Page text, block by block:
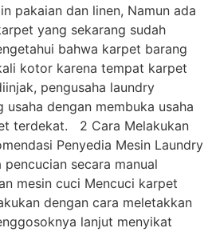
pakaian dan linen, Namun ada
yang sekarang sudah
bahwa karpet barang
kotor karena tempat karpet
pengusaha laundry
usaha dengan membuka usaha
terdekat. 2 Cara Melakukan
Penyedia Mesin Laundry
secara manual
mesin cuci Mencuci karpet
dengan cara meletakkan
lanjut menyikat